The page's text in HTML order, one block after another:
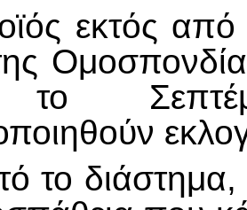
εκτός από
το
το